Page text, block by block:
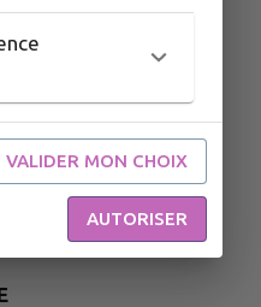
VALIDER MON CHOIX
AUTORISER